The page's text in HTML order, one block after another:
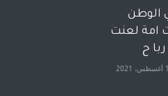
فأعطوه
صاغرون،
الوطن
امة لعنت
ح